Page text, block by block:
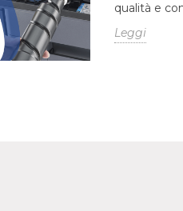
qualità e
Leggi